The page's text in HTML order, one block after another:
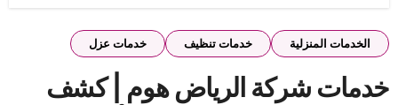
الخدمات المنزلية خدمات تنظيف خدمات عزل
خدمات شركة الرياض هوم | كشف